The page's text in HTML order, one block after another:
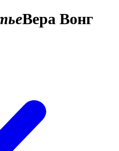
Вера Вонг